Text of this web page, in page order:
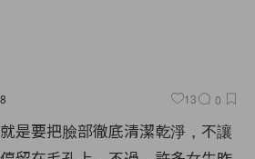
13 0
是要把臉部徹底清潔乾淨，不讓